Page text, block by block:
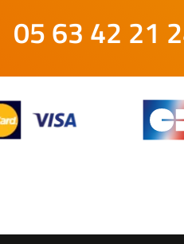
05 63 42 21